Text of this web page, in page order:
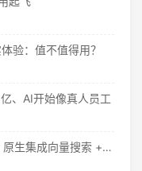
验：值不值得用？
、AI开始像真人员工
AI 开发狂飙！.NET 11 Preview 4 原生集成向量搜索 + MCP 模板，EF Core 直接对标 RAG 应用